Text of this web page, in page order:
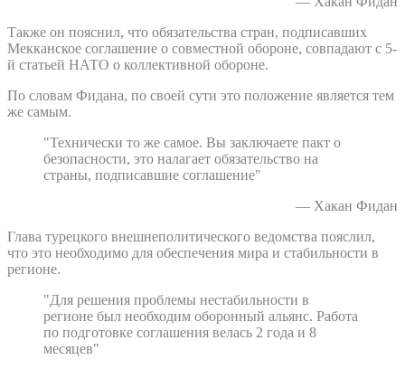
Также он пояснил, что обязательства стран, подписавших
Мекканское соглашение о совместной обороне, совпадают с 5-
й статьей НАТО о коллективной обороне.
По словам Фидана, по своей сути это положение является тем
же самым.
"Технически то же самое. Вы заключаете пакт о
безопасности, это налагает обязательство на
страны, подписавшие соглашение"
— Хакан Фидан
Глава турецкого внешнеполитического ведомства пояслил,
что это необходимо для обеспечения мира и стабильности в
регионе.
"Для решения проблемы нестабильности в
регионе был необходим оборонный альянс. Работа
по подготовке соглашения велась 2 года и 8
месяцев"